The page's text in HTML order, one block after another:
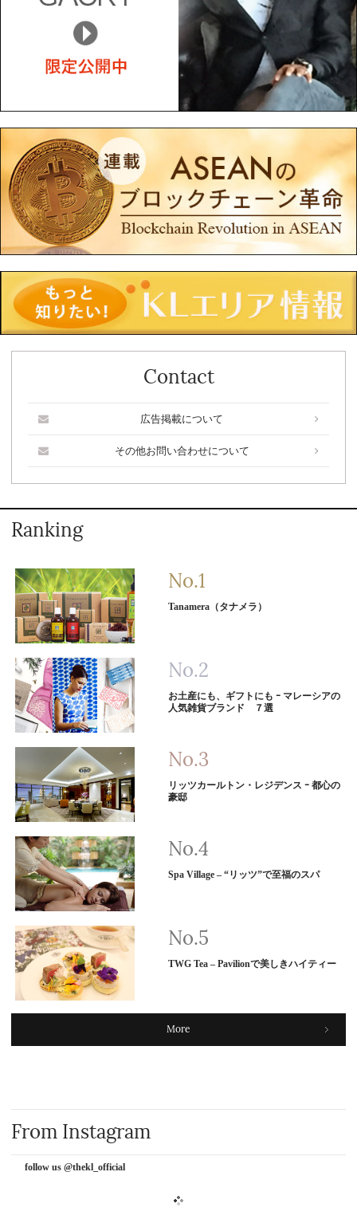
Contact
広告掲載について
その他お問い合わせについて
Ranking
Tanamera（タナメラ）
お土産にも、ギフトにも ｰ マレーシアの
人気雑貨ブランド ７選
リッツカールトン・レジデンス ｰ 都心の
豪邸
Spa Village – “リッツ”で至福のスパ
TWG Tea – Pavilionで美しきハイティー
More
From Instagram
follow us @thekl_official